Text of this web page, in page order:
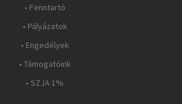
• Fenntartó
• Pályázatok
• Engedélyek
• Támogatóink
• SZJA 1%